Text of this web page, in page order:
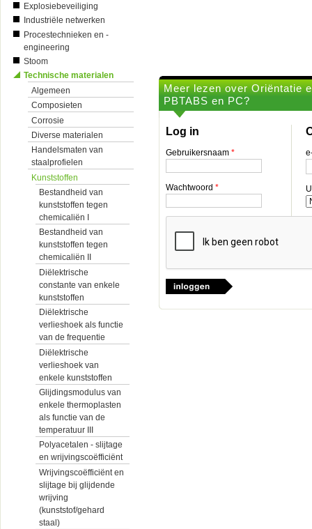
Explosiebeveiliging
Industriële netwerken
Procestechnieken en -
engineering
Stoom
Technische materialen
Algemeen
Composieten
Corrosie
Diverse materialen
Handelsmaten van
staalprofielen
Kunststoffen
Bestandheid van
kunststoffen tegen
chemicaliën I
Bestandheid van
kunststoffen tegen
chemicaliën II
Diëlektrische
constante van enkele
kunststoffen
Diëlektrische
verlieshoek als functie
van de frequentie
Diëlektrische
verlieshoek van
enkele kunststoffen
Glijdingsmodulus van
enkele thermoplasten
als functie van de
temperatuur III
Polyacetalen - slijtage
en wrijvingscoëfficiënt
Wrijvingscoëfficiënt en
slijtage bij glijdende
wrijving
(kunststof/gehard
staal)
Meer lezen over Oriëntatie
PBTABS en PC?
Log in
Gebruikersnaam *
Wachtwoord *